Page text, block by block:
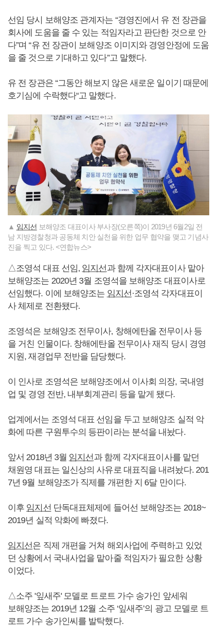
선임 당시 보해양조 관계자는 “경영진에서 유 전 장관을
회사에 도움을 줄 수 있는 적임자라고 판단한 것으로 안
다”며 “유 전 장관이 보해양조 이미지와 경영안정에 도움
을 줄 것으로 기대하고 있다”고 말했다.
유 전 장관은 “그동안 해보지 않은 새로운 일이기 때문에
호기심에 수락했다“고 말했다.
▲ 임지선 보해양조 대표이사 부사장(오른쪽)이 2019년 6월2일 전
남 지방경찰청과 공동체 치안 실천을 위한 업무 협약을 맺고 기념사
진을 찍고 있다. <연합뉴스>
△조영석 대표 선임, 임지선 과 함께 각자대표이사 맡아
보해양조는 2020년 3월 조영석을 보해양조 대표이사로
선임했다. 이에 보해양조는 임지선 ·조영석 각자대표이
사 체제로 전환됐다.
조영석은 보해양조 전무이사, 창해에탄올 전무이사 등
을 거친 인물이다. 창해에탄올 전무이사 재직 당시 경영
지원, 재경업무 전반을 담당했다.
이 인사로 조영석은 보해양조에서 이사회 의장, 국내영
업 및 경영 전반, 내부회계관리 등을 맡게 됐다.
업계에서는 조영석 대표 선임을 두고 보해양조 실적 악
화에 따른 구원투수의 등판이라는 분석을 내놨다.
앞서 2018년 3월 임지선 과 함께 각자대표이사를 맡던
채원영 대표는 일신상의 사유로 대표직을 내려놨다. 201
7년 9월 보해양조가 직제를 개편한 지 6달 만이다.
이후 임지선 단독대표체제에 들어선 보해양조는 2018~
2019년 실적 악화에 빠졌다.
임지선은 직제 개편을 거쳐 해외사업에 주력하고 있었
던 상황에서 국내사업을 맡아줄 적임자가 필요한 상황
이었다.
△소주 '잎새주' 모델로 트로트 가수 송가인 앞세워
보해양조는 2019년 12월 소주 ‘잎새주’의 광고 모델로 트
로트 가수 송가인씨를 발탁했다.